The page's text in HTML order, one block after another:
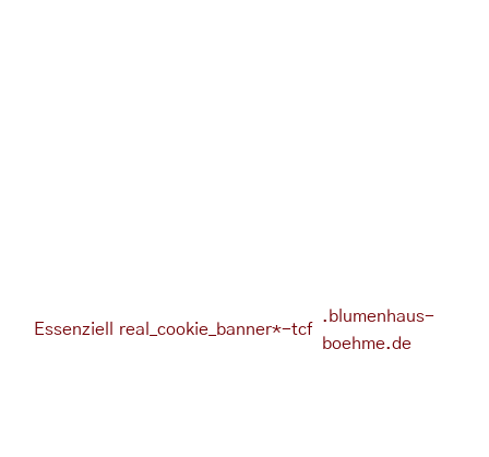
Essenziell real_cookie_banner*-tcf
.blumenhaus-
boehme.de